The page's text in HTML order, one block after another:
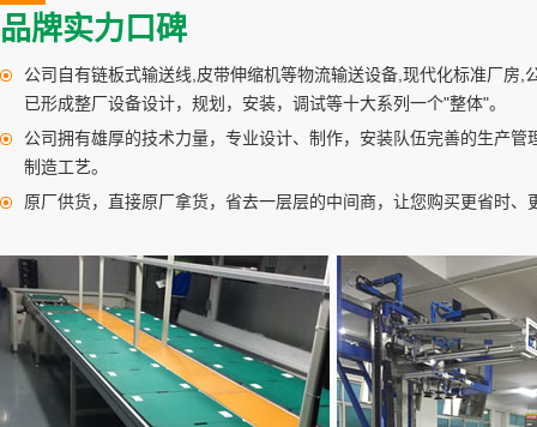
升降机设备１
品牌实力口碑
公司自有链板式输送线,皮带伸缩机等物流输送设备,现代化标准厂房,
已形成整厂设备设计，规划，安装，调试等十大系列一个"整体"。
公司拥有雄厚的技术力量，专业设计、制作，安装队伍完善的生产管
制造工艺。
原厂供货，直接原厂拿货，省去一层层的中间商，让您购买更省时、